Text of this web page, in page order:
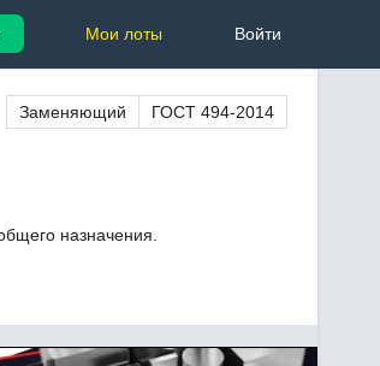
Войти
Мои лоты
Заменяющий ГОСТ 494-2014
назначения.